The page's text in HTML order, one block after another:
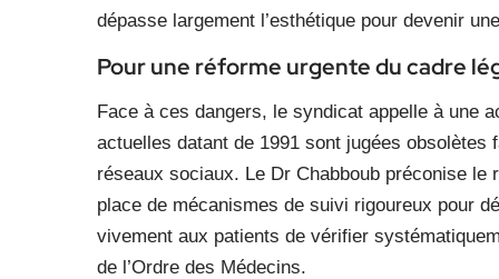
dépasse largement l’esthétique pour devenir
Pour une réforme urgente du cadre
Face à ces dangers, le syndicat appelle à une
actuelles datant de 1991 sont jugées obsolètes
réseaux sociaux. Le Dr Chabboub préconise
place de mécanismes de suivi rigoureux pour
vivement aux patients de vérifier
de l’Ordre des Médecins.